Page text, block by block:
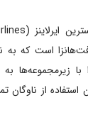
است که به
زیرمجموعه‌ها
استفاده از ناوگان